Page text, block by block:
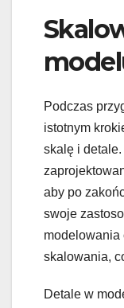
Podczas
istotnym
skalę i
aby po
swoje
modelowania
skalowania,
Detale w